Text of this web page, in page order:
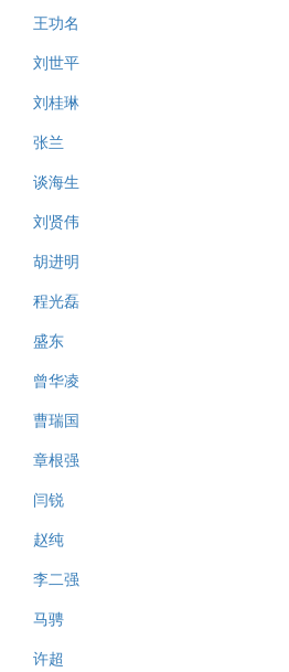
王功名
刘世平
刘桂琳
张兰
谈海生
刘贤伟
胡进明
程光磊
盛东
曾华凌
曹瑞国
章根强
闫锐
赵纯
李二强
马骋
许超